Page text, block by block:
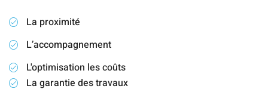
La proximité
L’accompagnement
L'optimisation les coûts
La garantie des travaux